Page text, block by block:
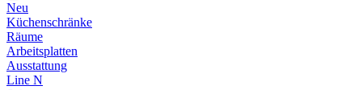
Neu
Küchenschränke
Räume
Arbeitsplatten
Ausstattung
Line N